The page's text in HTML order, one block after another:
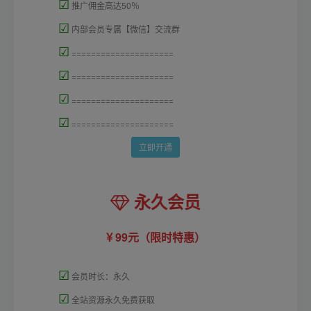
推广佣金高达50％
☑ 内部会员专属【微信】交流群
☑ =====================
☑ =====================
☑ =====================
☑ =====================
立即开通
永久会员
99元（限时特惠）
☑ 会员时长：永久
☑ 全站资源永久免费获取